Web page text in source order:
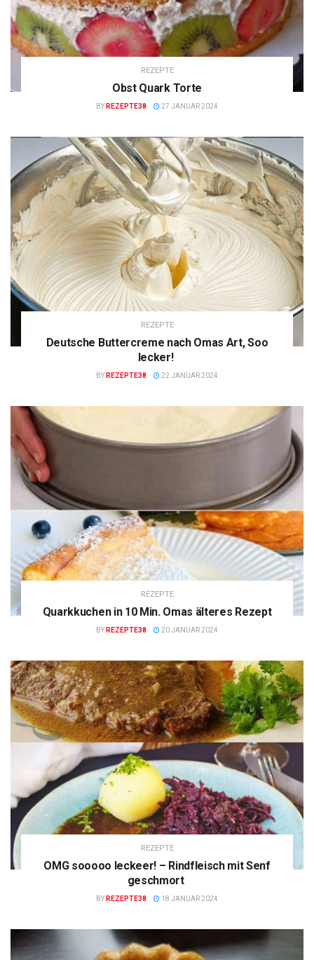
REZEPTE
Obst Quark Torte
BY REZEPTE38 27 JANUAR 2024
REZEPTE
Deutsche Buttercreme nach Omas Art, Soo
lecker!
BY REZEPTE38 22 JANUAR 2024
REZEPTE
Quarkkuchen in 10 Min. Omas älteres Rezept
BY REZEPTE38 20 JANUAR 2024
REZEPTE
OMG sooooo leckeer! – Rindfleisch mit Senf
geschmort
BY REZEPTE38 18 JANUAR 2024